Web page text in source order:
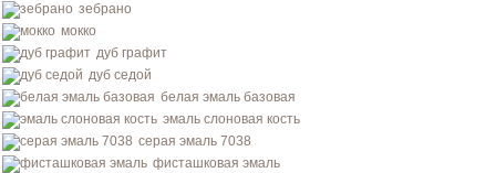
зебрано
мокко
дуб графит
дуб седой
белая эмаль базовая
эмаль слоновая кость
серая эмаль 7038
фисташковая эмаль